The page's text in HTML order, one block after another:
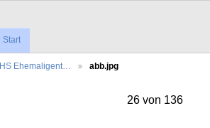
Start
Ehemaligent… abb.jpg
26 von 136